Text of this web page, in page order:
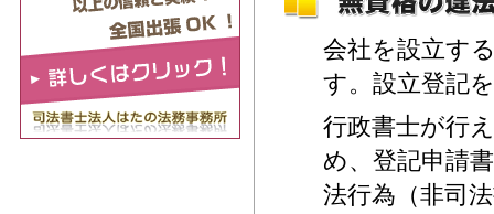
会社を設立す
す。設立登記
行政書士が行
め、登記申請
法行為（非司